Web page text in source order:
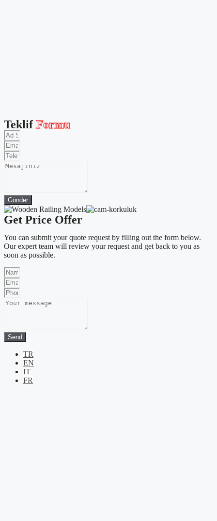
TeklifFormu
Gönder
Get Price Offer
You can submit your quote request by filling out the form below.
Our expert team will review your request and get back to you as
soon as possible.
Send
TR
EN
IT
FR